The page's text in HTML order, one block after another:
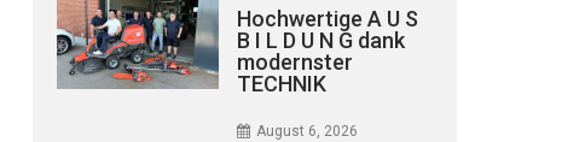
Hochwertige A U S
B I L D U N G dank
modernster
TECHNIK
August 6, 2026